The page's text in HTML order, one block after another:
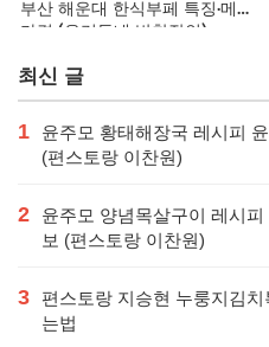
부산 해운대 한식부페 특징·메뉴·
가격 (우리동네 반찬장인)
최신 글
1
윤주모 황태해장국 레시피
(편스토랑 이찬원)
2
윤주모 양념목살구이 레시
보 (편스토랑 이찬원)
3
편스토랑 지승현 누룽지김
는법